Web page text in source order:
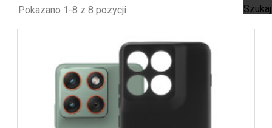
Pokazano 1-8 z 8 pozycji